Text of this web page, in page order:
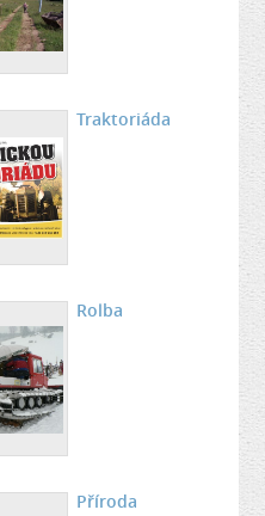
Traktoriáda
Rolba
Příroda